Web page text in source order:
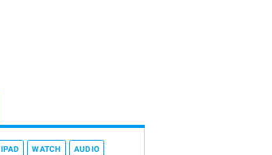
IPAD WATCH AUDIO